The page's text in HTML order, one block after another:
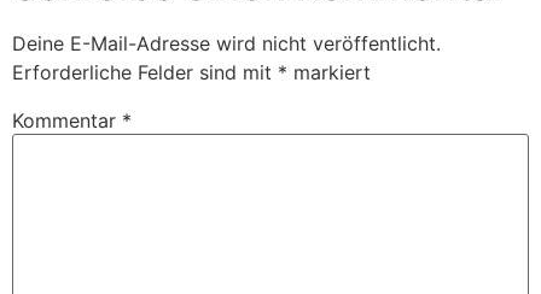
Deine E-Mail-Adresse wird nicht veröffentlicht.
Erforderliche Felder sind mit * markiert
Kommentar *